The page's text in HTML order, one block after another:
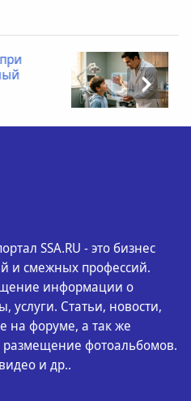
необходимо
рентген пищевода
SSA.RU - это бизнес
и смежных профессий.
информации о
Статьи, новости,
на форуме, а так же
фотоальбомов.
и др..